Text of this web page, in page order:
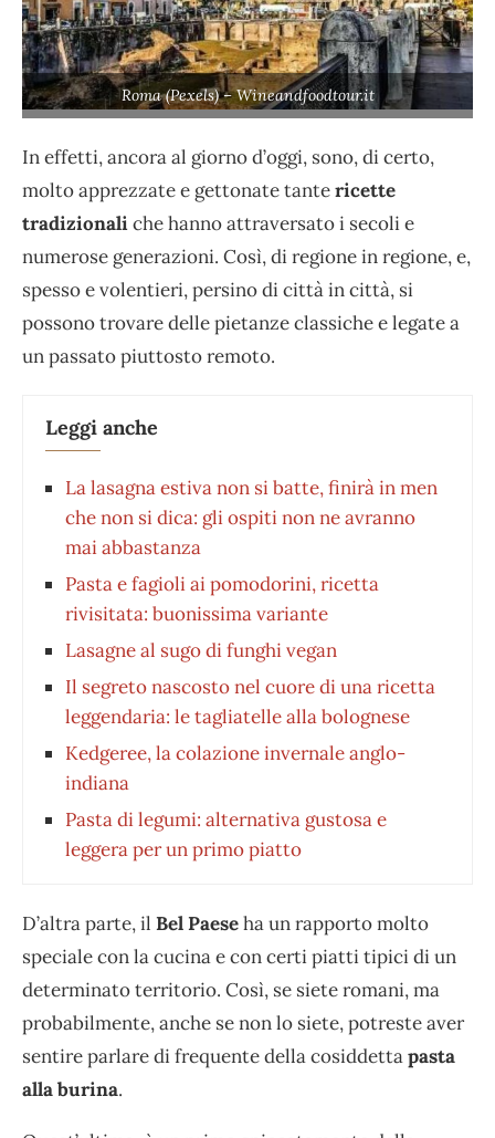
Roma (Pexels) – Wineandfoodtour.it
In effetti, ancora al giorno d’oggi, sono, di certo,
molto apprezzate e gettonate tantericette
tradizionaliche hanno attraversato i secoli e
numerose generazioni. Così, di regione in regione, e,
spesso e volentieri, persino di città in città, si
possono trovare delle pietanze classiche e legate a
un passato piuttosto remoto.
Leggi anche
La lasagna estiva non si batte, finirà in men
che non si dica: gli ospiti non ne avranno
mai abbastanza
Pasta e fagioli ai pomodorini, ricetta
rivisitata: buonissima variante
Lasagne al sugo di funghi vegan
Il segreto nascosto nel cuore di una ricetta
leggendaria: le tagliatelle alla bolognese
Kedgeree, la colazione invernale anglo-
indiana
Pasta di legumi: alternativa gustosa e
leggera per un primo piatto
D’altra parte, il Bel Paeseha un rapporto molto
speciale con la cucina e con certi piatti tipici di un
determinato territorio. Così, se siete romani, ma
probabilmente, anche se non lo siete, potreste aver
sentire parlare di frequente della cosiddettapasta
alla burina.